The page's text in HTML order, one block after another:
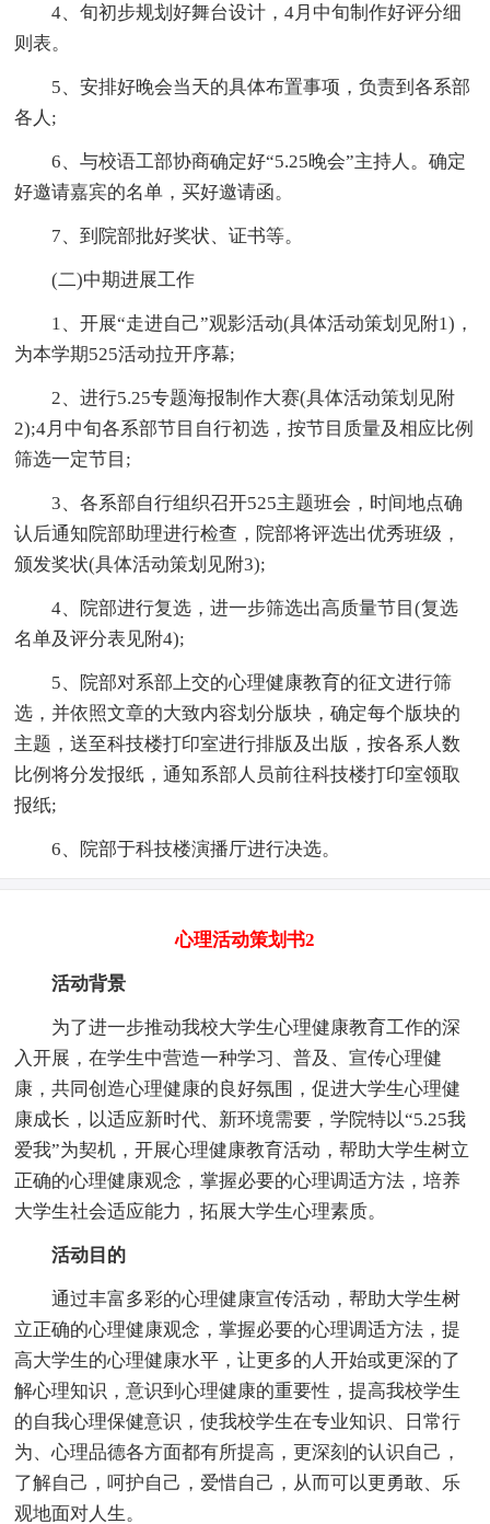
4、旬初步规划好舞台设计，4月中旬制作好评分细
则表。
5、安排好晚会当天的具体布置事项，负责到各系部
各人;
6、与校语工部协商确定好“5.25晚会”主持人。确定
好邀请嘉宾的名单，买好邀请函。
7、到院部批好奖状、证书等。
(二)中期进展工作
1、开展“走进自己”观影活动(具体活动策划见附1)，
为本学期525活动拉开序幕;
2、进行5.25专题海报制作大赛(具体活动策划见附
2);4月中旬各系部节目自行初选，按节目质量及相应比例
筛选一定节目;
3、各系部自行组织召开525主题班会，时间地点确
认后通知院部助理进行检查，院部将评选出优秀班级，
颁发奖状(具体活动策划见附3);
4、院部进行复选，进一步筛选出高质量节目(复选
名单及评分表见附4);
5、院部对系部上交的心理健康教育的征文进行筛
选，并依照文章的大致内容划分版块，确定每个版块的
主题，送至科技楼打印室进行排版及出版，按各系人数
比例将分发报纸，通知系部人员前往科技楼打印室领取
报纸;
6、院部于科技楼演播厅进行决选。
心理活动策划书2
活动背景
为了进一步推动我校大学生心理健康教育工作的深
入开展，在学生中营造一种学习、普及、宣传心理健
康，共同创造心理健康的良好氛围，促进大学生心理健
康成长，以适应新时代、新环境需要，学院特以“5.25我
爱我”为契机，开展心理健康教育活动，帮助大学生树立
正确的心理健康观念，掌握必要的心理调适方法，培养
大学生社会适应能力，拓展大学生心理素质。
活动目的
通过丰富多彩的心理健康宣传活动，帮助大学生树
立正确的心理健康观念，掌握必要的心理调适方法，提
高大学生的心理健康水平，让更多的人开始或更深的了
解心理知识，意识到心理健康的重要性，提高我校学生
的自我心理保健意识，使我校学生在专业知识、日常行
为、心理品德各方面都有所提高，更深刻的认识自己，
了解自己，呵护自己，爱惜自己，从而可以更勇敢、乐
观地面对人生。